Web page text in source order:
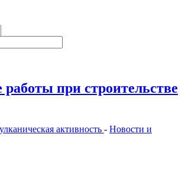
при строительстве
активность - Новости и